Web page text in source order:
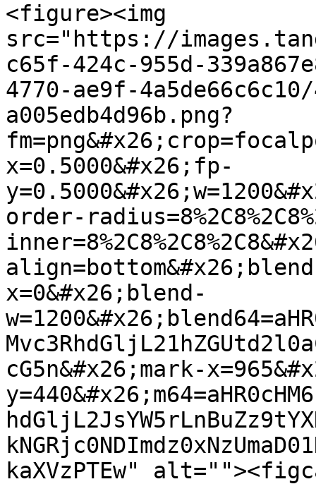
<figure><img
src="https://
c65f-424c-955d-
4770-ae9f-
a005edb4d96b.png?
x=0.5000&#x26;fp-
order-
x=0&#x26;blend-
cG5n&#x26;mark-
kaXVzPTEw"